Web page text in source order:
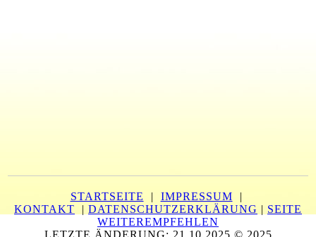
STARTSEITE | IMPRESSUM |
KONTAKT | DATENSCHUTZERKLÄRUNG | SEITE
WEITEREMPFEHLEN